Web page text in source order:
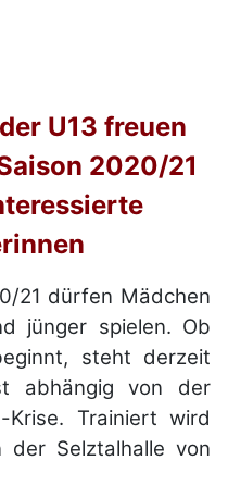
U13 freuen
2020/21
21 dürfen Mädchen
jünger spielen. Ob
steht derzeit
abhängig von der
Krise. Trainiert wird
Selztalhalle von